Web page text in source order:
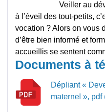
Veiller au
à l’éveil des tout-petits,
vocation ? Alors on vous
d’être bien informé et
accueillis se sentent
Documents à
Dépliant «
maternel », pdf